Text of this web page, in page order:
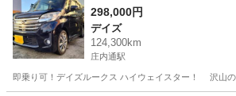
298,000円
デイズ
124,300km
庄内通駅
即乗り可！デイズルークス ハイウェイスター！ 沢山